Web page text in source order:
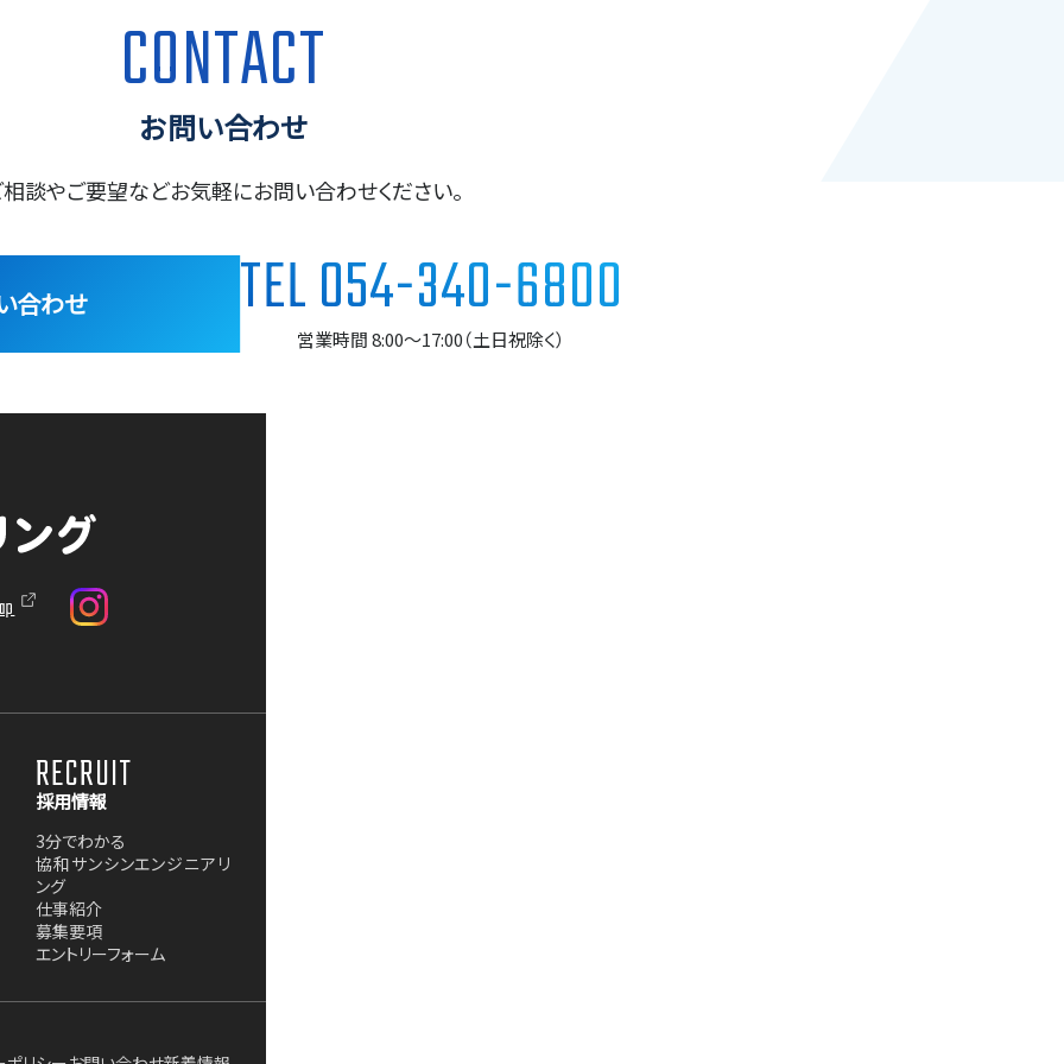
CONTACT
お問い合わせ
談やご要望などお気軽にお問い合わせください。
合わせ TEL054-340-6800
営業時間 8:00～17:00（土日祝除く）
RECRUIT
採用情報
3分でわかる
協和サンシンエンジニアリ
ング
仕事紹介
募集要項
エントリーフォーム